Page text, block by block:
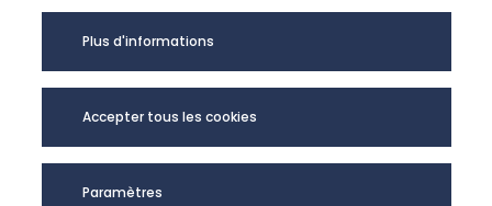
Université de Picardie Jules Verne -
Mentions légales
Accessibilité
Données personnelles
Plus d'informations
Accepter tous les cookies
Paramètres